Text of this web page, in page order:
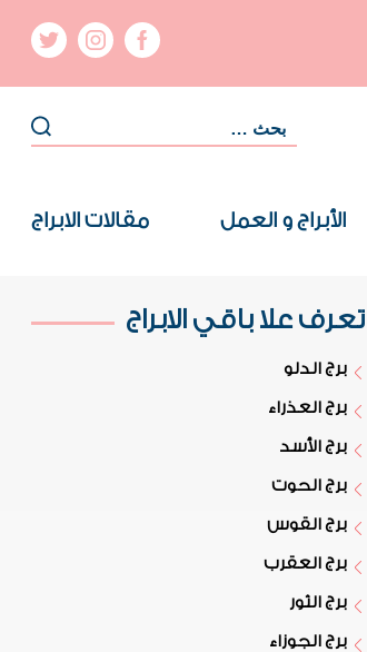
الأبراج و العمل مقالات الابراج
تعرف علا باقي الابراج
برج الدلو
برج العذراء
برج الأسد
برج الحوت
برج القوس
برج العقرب
برج الثور
برج الجوزاء